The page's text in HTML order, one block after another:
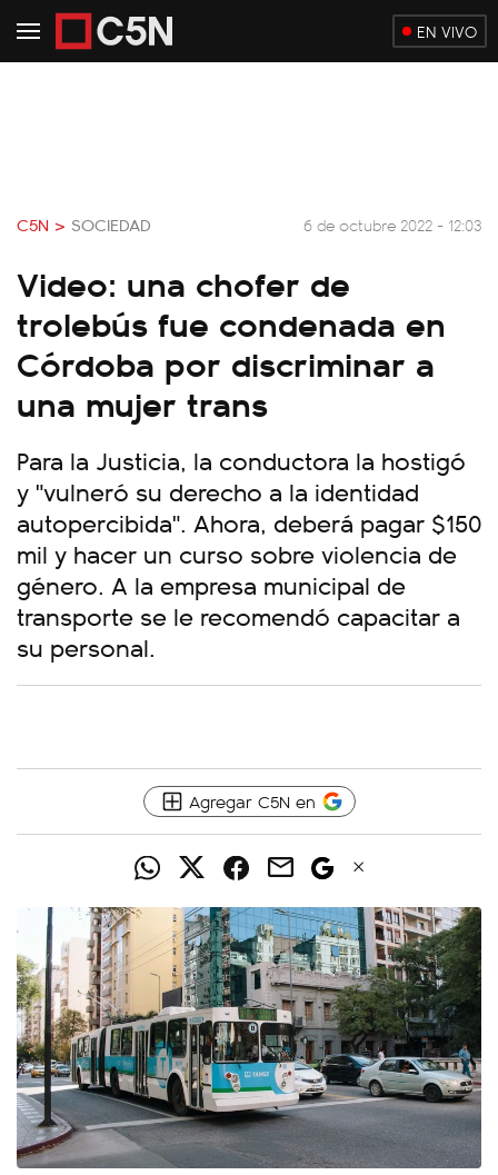
EN VIVO
C5N > SOCIEDAD 6 de octubre 2022 - 12:03
Video: una chofer de
trolebús fue condenada en
Córdoba por discriminar a
una mujer trans
Para la Justicia, la conductora la hostigó
y "vulneró su derecho a la identidad
autopercibida". Ahora, deberá pagar $150
mil y hacer un curso sobre violencia de
género. A la empresa municipal de
transporte se le recomendó capacitar a
su personal.
Agregar C5N en